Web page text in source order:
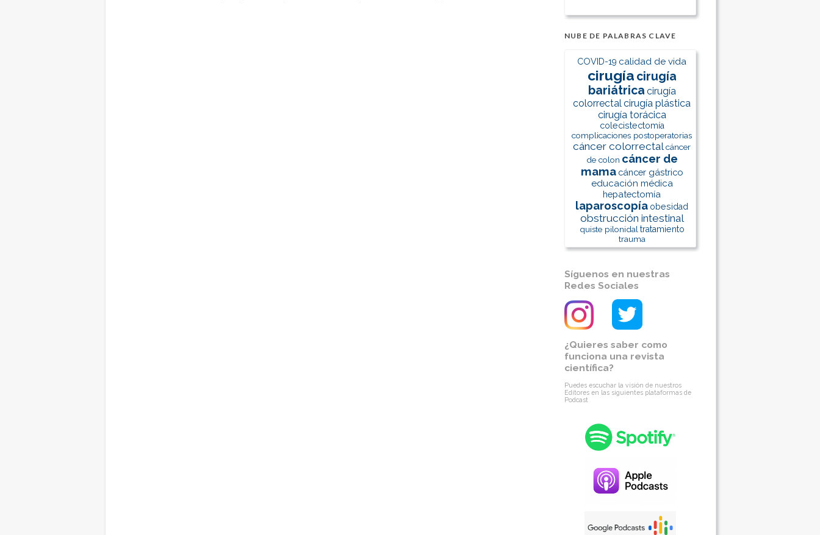
NUBE DE PALABRAS CLAVE
COVID-19 calidad de vida
cirugía cirugía
bariátrica cirugía
colorrectalcirugía plástica
cirugía torácica
colecistectomía
complicaciones postoperatorias
cáncer colorrectalcáncer
de colon cáncer de
mama cáncer gástrico
educación médica
hepatectomía
laparoscopía obesidad
obstrucción intestinal
quiste pilonidal tratamiento
trauma
Síguenos en nuestras
Redes Sociales
¿Quieres saber como
funciona una revista
científica?
Puedes escuchar la visión de nuestros
Editores en las siguientes plataformas de
Podcast